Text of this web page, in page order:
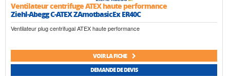
Ventilateur centrifuge ATEX haute performance
Ziehl-Abegg C-ATEX ZAmotbasicEx ER40C
Ventilateur plug centrifugal ATEX haute performance
VOIR LA FICHE
DEMANDE DE DEVIS